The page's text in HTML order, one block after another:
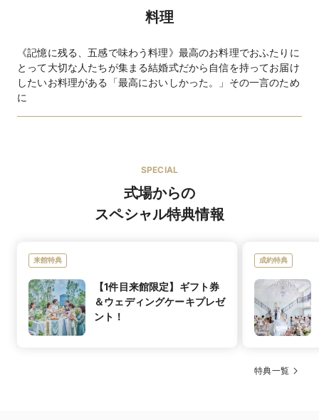
ANTEPRIMA ・ HARDY AMIES・ JILL STUART・
KIYOKO HATA・Latrier Mariage・NATURAL
suelta・Ar.YUKIKO・GRACE CONTINENTAL・ジルス
着数
ウエディングドレス 130着／カラードレス 200着／タキ
シード 50着
ウエディングドレス 101,851円〜／カラードレス 101,851
料理
《記憶に残る、五感で味わう料理》最高のお料理でおふたりに
とって大切な人たちが集まる結婚式だから自信を持ってお届け
したいお料理がある「最高においしかった。」その一言のため
に
お皿のキャンバスに描くおふたりだけの前菜プレート
SPECIAL
式場からの
スペシャル特典情報
来館特典
【1件目来館限定】ギフト券
＆ウェディングケーキプレゼ
ント！
成約特典
特典一覧